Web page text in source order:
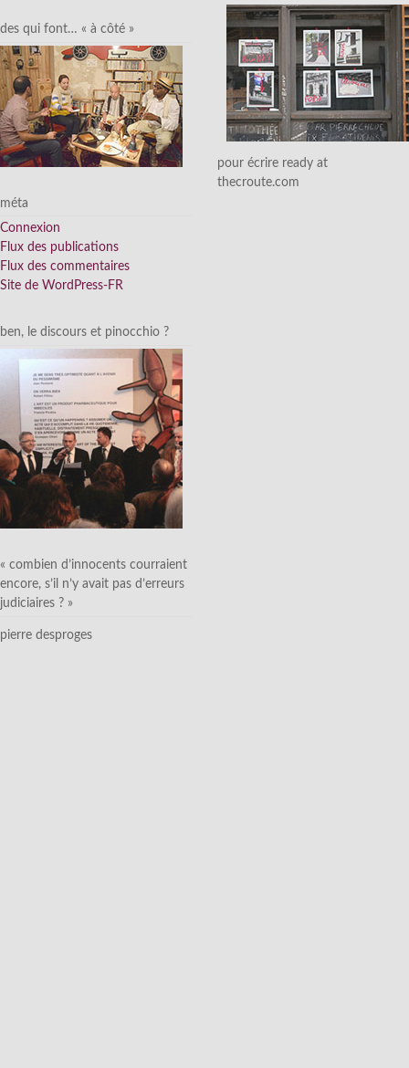
des qui font… « à côté »
méta
Connexion
Flux des publications
Flux des commentaires
Site de WordPress-FR
ben, le discours et pinocchio ?
« combien d’innocents courraient
encore, s’il n’y avait pas d’erreurs
judiciaires ? »
pierre desproges
pour écrire ready at
thecroute.com